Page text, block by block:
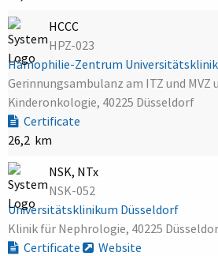
HCCC
HPZ-023
Hämophilie-Zentrum
Gerinnungsambulanz am ITZ und MVZ
Kinderonkologie, 40225 Düsseldorf
Certificate
26,2 km
NSK, NTx
NSK-052
Universitätsklinikum Düsseldorf
Klinik für Nephrologie, 40225
Certificate
Website